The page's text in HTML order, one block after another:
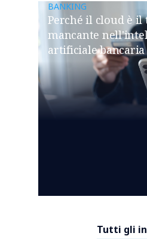
BANKING
Perché il cloud è il
mancante
artificiale bancaria
Tutti gli